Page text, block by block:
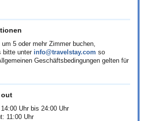
5 oder mehr Zimmer buchen,
bitte unter info@travelstay.com so
Geschäftsbedingungen gelten für
out
Uhr bis 24:00 Uhr
11:00 Uhr